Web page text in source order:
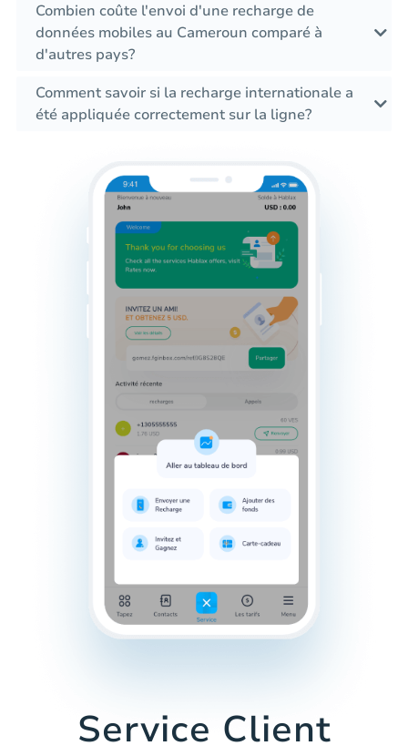
Combien coûte l'envoi d'une recharge de
données mobiles au Cameroun comparé à
d'autres pays?
Comment savoir si la recharge internationale a
été appliquée correctement sur la ligne?
Service Client